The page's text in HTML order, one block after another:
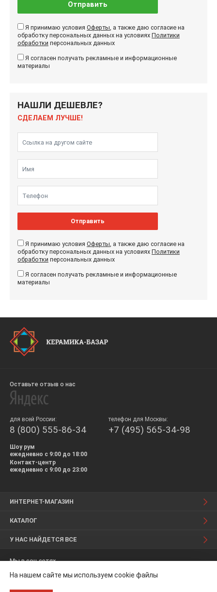
Отправить
Я принимаю условия Оферты, а также даю согласие на
обработку персональных данных на условиях Политики
обработки персональных данных
Я согласен получать рекламные и информационные
материалы
НАШЛИ ДЕШЕВЛЕ?
СДЕЛАЕМ ЛУЧШЕ!
Отправить
Я принимаю условия Оферты, а также даю согласие на
обработку персональных данных на условиях Политики
обработки персональных данных
Я согласен получать рекламные и информационные
материалы
Оставьте отзыв о нас
Мы в соц.сетях
для всей России:
8 (800) 555-86-34
телефон для Москвы:
+7 (495) 565-34-98
Шоу рум
ежедневно с 9:00 до 18:00
Контакт-центр
ежедневно с 9:00 до 23:00
ИНТЕРНЕТ-МАГАЗИН
КАТАЛОГ
У НАС НАЙДЕТСЯ ВСЕ
На нашем сайте мы используем cookie файлы